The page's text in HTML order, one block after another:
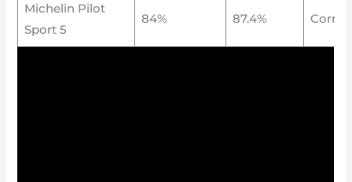
Michelin Pilot
Sport 5
84% 87.4%